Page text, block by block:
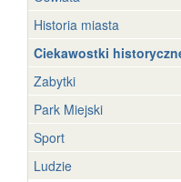
Historia miasta
Ciekawostki
Zabytki
Park Miejski
Sport
Ludzie